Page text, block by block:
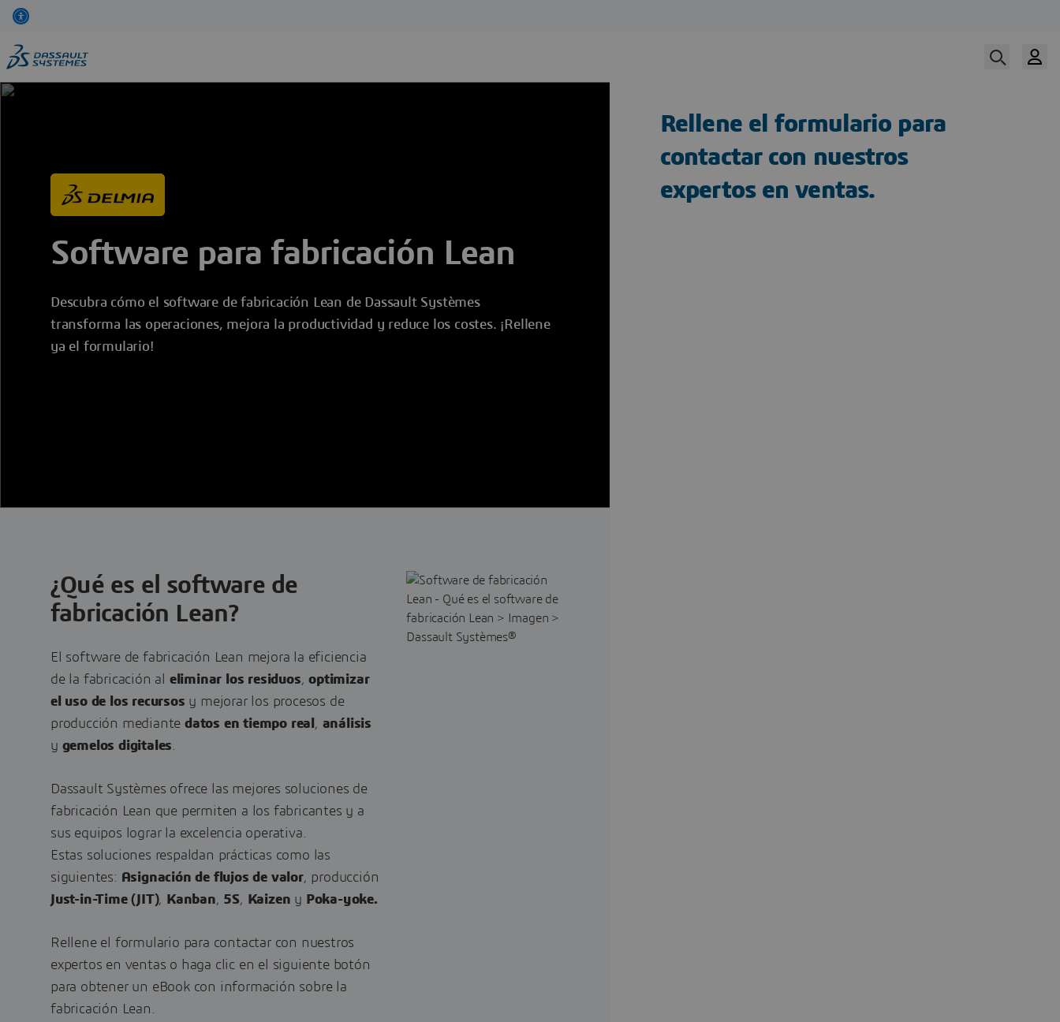
Pasar
contenido
principal
Software para fabricación Lean
Descubra cómo el software de fabricación Lean de Dassault Systèmes
transforma las operaciones, mejora la productividad y reduce los costes. ¡Rellene
ya el formulario!
¿Qué es el software de
fabricación Lean?
El software de fabricación Lean mejora la eficiencia
de la fabricación al eliminar los residuos,optimizar
el uso de los recursos y mejorar los procesos de
producción mediantedatos en tiempo real , análisis
y gemelos digitales.
Dassault Systèmes ofrece las mejores soluciones de
fabricación Lean que permiten a los fabricantes y a
sus equipos lograr la excelencia operativa.
Estas soluciones respaldan prácticas como las
siguientes: Asignación de flujos de valor, producción
Just-in-Time (JIT), Kanban, 5S, Kaizen y Poka-yoke.
Rellene el formulario para contactar con nuestros
expertos en ventas o haga clic en el siguiente botón
para obtener un eBook con información sobre la
fabricación Lean.
Rellene el formulario para
contactar con nuestros
expertos en ventas.